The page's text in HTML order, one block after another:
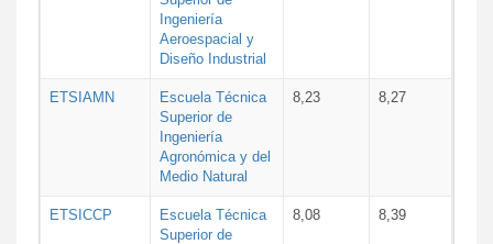
Ingeniería
Aeroespacial y
Diseño Industrial
ETSIAMN
Escuela Técnica
Superior de
Ingeniería
Agronómica y del
Medio Natural
8,23 8,27
ETSICCP
Escuela Técnica
Superior de
8,08 8,39